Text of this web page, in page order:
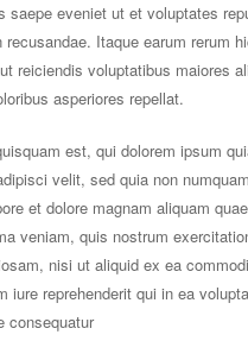
saepe eveniet ut et voluptates
recusandae. Itaque earum rerum
reiciendis voluptatibus maiores
asperiores repellat.
est, qui dolorem ipsum
velit, sed quia non
et dolore magnam aliquam
veniam, quis nostrum
nisi ut aliquid ex ea
iure reprehenderit qui in ea
consequatur